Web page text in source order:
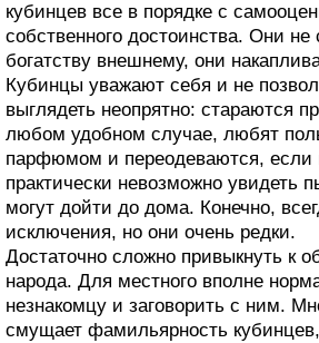
кубинцев все в порядке с
собственного достоинства. Они не
богатству внешнему, они
Кубинцы уважают себя и не
выглядеть неопрятно: стараются
любом удобном случае, любят
парфюмом и переодеваются, если
практически невозможно увидеть
могут дойти до дома. Конечно,
исключения, но они очень редки.
Достаточно сложно привыкнуть к
народа. Для местного вполне
незнакомцу и заговорить с ним.
смущает фамильярность